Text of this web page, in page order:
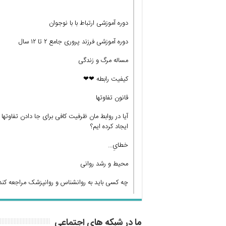
دوره آموزشی ارتباط با با نوجوان
دوره آموزشی فرزند پروری جامع ۲ تا ۱۲ سال
مساله مرگ و زندگی
کیفیت رابطه ❤❤
قانون تفاوتها
آیا در روابط مان ظرفیت کافی برای جا دادن تفاوتها
ایجاد کرده ایم؟
خطایِ…
محیط و رشد روانی
چه کسی باید به روانشناس و روانپزشک مراجعه
ما در شبکه های اجتماعی